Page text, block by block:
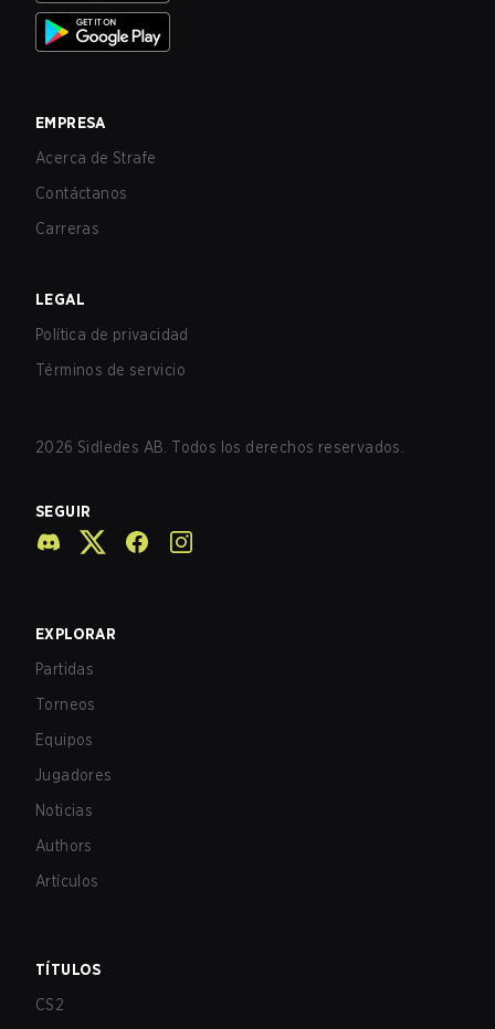
EMPRESA
Acerca de Strafe
Contáctanos
Carreras
LEGAL
Política de privacidad
Términos de servicio
2026 Sidledes AB. Todos los derechos reservados.
SEGUIR
EXPLORAR
Partidas
Torneos
Equipos
Jugadores
Noticias
Authors
Artículos
TÍTULOS
CS2